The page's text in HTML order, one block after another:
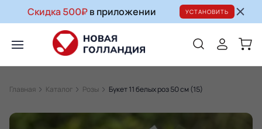
Скидка 500₽в приложении УСТАНОВИТЬ
Главная Каталог Розы Букет 11 белых роз 50 см (15)